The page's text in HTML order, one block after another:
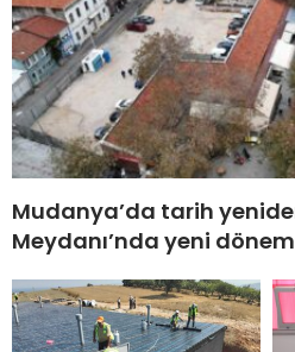
Mudanya’da tarih
Meydanı’nda yeni dönem